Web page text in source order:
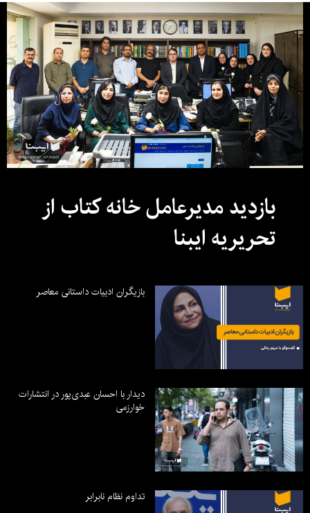
بازدید مدیرعامل خانه کتاب از
تحریریه ایبنا
بازیگران ادبیات داستانی معاصر
دیدار با احسان عبدی‌پور در انتشارات
خوارزمی
تداوم نظام نابرابر